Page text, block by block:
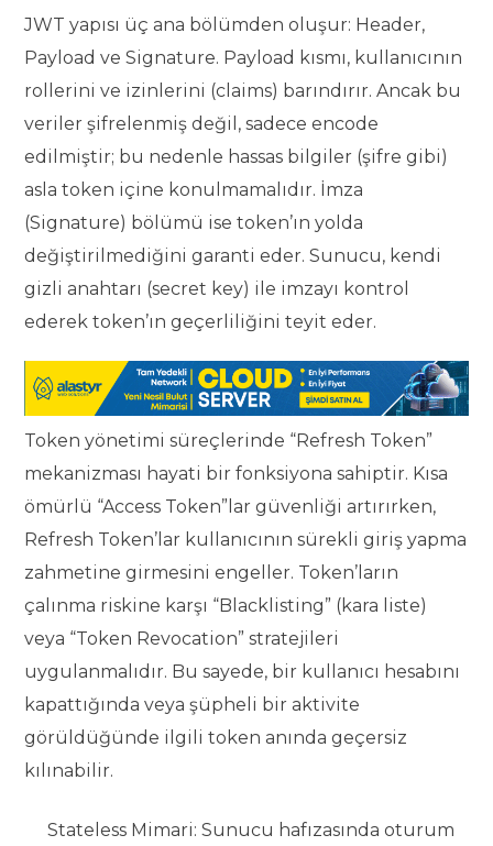
JWT yapısı üç ana bölümden oluşur: Header,
Payload ve Signature. Payload kısmı, kullanıcının
rollerini ve izinlerini (claims) barındırır. Ancak bu
veriler şifrelenmiş değil, sadece encode
edilmiştir; bu nedenle hassas bilgiler (şifre gibi)
asla token içine konulmamalıdır. İmza
(Signature) bölümü ise token’ın yolda
değiştirilmediğini garanti eder. Sunucu, kendi
gizli anahtarı (secret key) ile imzayı kontrol
ederek token’ın geçerliliğini teyit eder.
Token yönetimi süreçlerinde “Refresh Token”
mekanizması hayati bir fonksiyona sahiptir. Kısa
ömürlü “Access Token”lar güvenliği artırırken,
Refresh Token’lar kullanıcının sürekli giriş yapma
zahmetine girmesini engeller. Token’ların
çalınma riskine karşı “Blacklisting” (kara liste)
veya “Token Revocation” stratejileri
uygulanmalıdır. Bu sayede, bir kullanıcı hesabını
kapattığında veya şüpheli bir aktivite
görüldüğünde ilgili token anında geçersiz
kılınabilir.
Stateless Mimari: Sunucu hafızasında oturum